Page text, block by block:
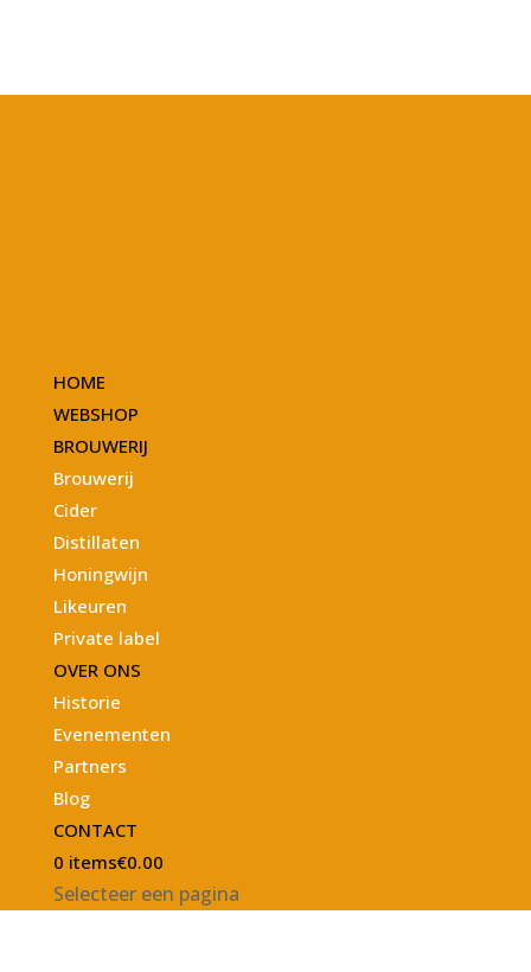
HOME
WEBSHOP
BROUWERIJ
Brouwerij
Cider
Distillaten
Honingwijn
Likeuren
Private label
OVER ONS
Historie
Evenementen
Partners
Blog
CONTACT
0 items€0.00
Selecteer een pagina